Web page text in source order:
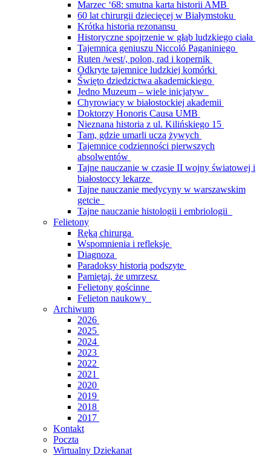
Marzec ‘68: smutna karta historii AMB
60 lat chirurgii dziecięcej w Białymstoku
Krótka historia rezonansu
Historyczne spojrzenie w głąb ludzkiego ciała
Tajemnica geniuszu Niccoló Paganiniego
Ruten /west/, polon, rad i kopernik
Odkryte tajemnice ludzkiej komórki
Święto dziedzictwa akademickiego
Jedno Muzeum – wiele inicjatyw
Chyrowiacy w białostockiej akademii
Doktorzy Honoris Causa UMB
Nieznana historia z ul. Kilińskiego 15
Tam, gdzie umarli uczą żywych
Tajemnice codzienności pierwszych
absolwentów
Tajne nauczanie w czasie II wojny światowej i
białostoccy lekarze
Tajne nauczanie medycyny w warszawskim
getcie
Tajne nauczanie histologii i embriologii
Felietony
Ręką chirurga
Wspomnienia i refleksje
Diagnoza
Paradoksy historią podszyte
Pamiętaj, że umrzesz
Felietony gościnne
Felieton naukowy
Archiwum
2026
2025
2024
2023
2022
2021
2020
2019
2018
2017
Kontakt
Poczta
Wirtualny Dziekanat